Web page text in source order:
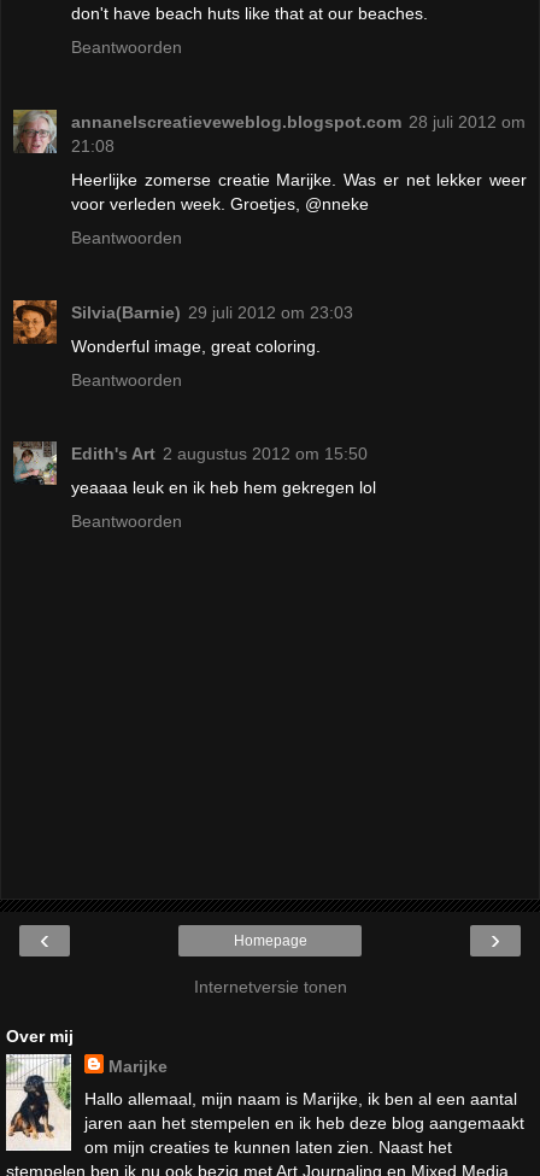
don't have beach huts like that at our beaches.
Beantwoorden
annanelscreatieveweblog.blogspot.com 28 juli 2012 om
21:08
Heerlijke zomerse creatie Marijke. Was er net lekker weer
voor verleden week. Groetjes, @nneke
Beantwoorden
Silvia(Barnie) 29 juli 2012 om 23:03
Wonderful image, great coloring.
Beantwoorden
Edith's Art 2 augustus 2012 om 15:50
yeaaaa leuk en ik heb hem gekregen lol
Beantwoorden
‹ ›
Homepage
Internetversie tonen
Over mij
Marijke
Hallo allemaal, mijn naam is Marijke, ik ben al een aantal
jaren aan het stempelen en ik heb deze blog aangemaakt
om mijn creaties te kunnen laten zien. Naast het
stempelen ben ik nu ook bezig met Art Journaling en Mixed Media,